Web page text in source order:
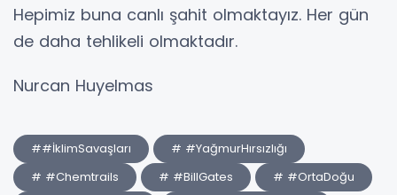
Hepimiz buna canlı şahit olmaktayız. Her gün
de daha tehlikeli olmaktadır.
Nurcan Huyelmas
##İklimSavaşları
# #YağmurHırsızlığı
# #Chemtrails
# #BillGates
# #OrtaDoğu